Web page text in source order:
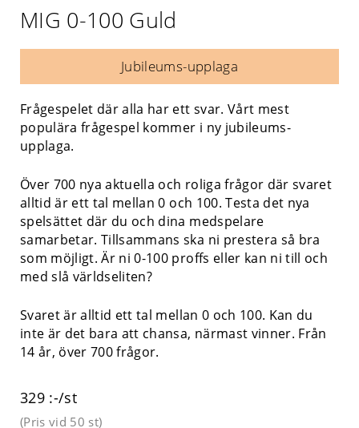
MIG 0-100 Guld
Jubileums-upplaga
Frågespelet där alla har ett svar. Vårt mest
populära frågespel kommer i ny jubileums-
upplaga.
Över 700 nya aktuella och roliga frågor där svaret
alltid är ett tal mellan 0 och 100. Testa det nya
spelsättet där du och dina medspelare
samarbetar. Tillsammans ska ni prestera så bra
som möjligt. Är ni 0-100 proffs eller kan ni till och
med slå världseliten?
Svaret är alltid ett tal mellan 0 och 100. Kan du
inte är det bara att chansa, närmast vinner. Från
14 år, över 700 frågor.
329 :-/st
(Pris vid 50 st)